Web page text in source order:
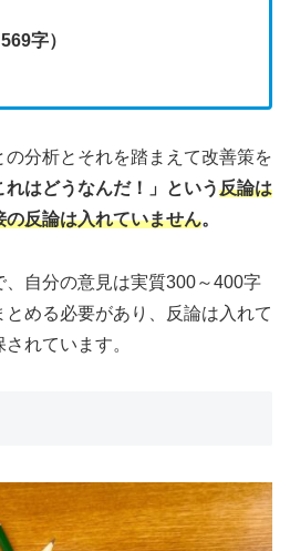
）
分析とそれを踏まえて改善策を
れはどうなんだ！」という反論は
反論は入れていません。
、自分の意見は実質300～400字
める必要があり、反論は入れて
れています。